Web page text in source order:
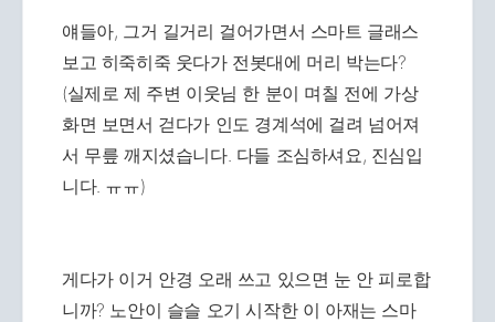
얘들아, 그거 길거리 걸어가면서 스마트 글래스
보고 히죽히죽 웃다가 전봇대에 머리 박는다?
(실제로 제 주변 이웃님 한 분이 며칠 전에 가상
화면 보면서 걷다가 인도 경계석에 걸려 넘어져
서 무릎 깨지셨습니다. 다들 조심하셔요, 진심입
니다. ㅠㅠ)
게다가 이거 안경 오래 쓰고 있으면 눈 안 피로합
니까? 노안이 슬슬 오기 시작한 이 아재는 스마